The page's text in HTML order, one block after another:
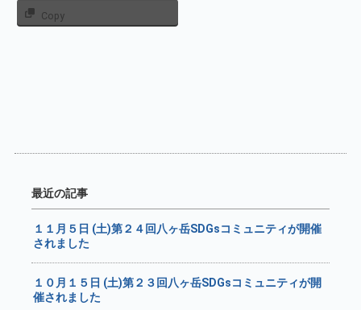
Copy
最近の記事
１１月５日 (土)第２４回八ヶ岳SDGsコミュニティが開催
されました
１０月１５日 (土)第２３回八ヶ岳SDGsコミュニティが開
催されました